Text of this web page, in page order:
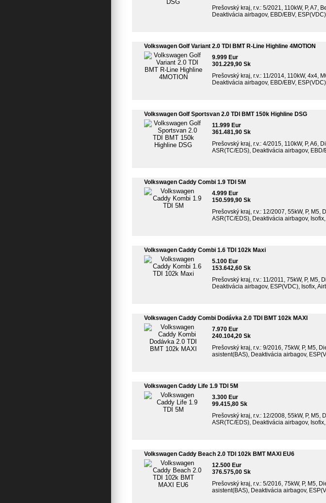
Prešovský kraj, r.v.: 5/2021, 110kW, P, A7,
Deaktivácia airbagov, EBD/EBV,
Volkswagen Golf Variant 2.0 TDI BMT R-Line Highline 4MOTION
9.999 Eur
301.229,90 Sk
Prešovský kraj, r.v.: 11/2014, 110kW, 4x4,
Deaktivácia airbagov, EBD/EBV,
Volkswagen Golf Sportsvan 2.0 TDI BMT 150k Highline DSG
11.999 Eur
361.481,90 Sk
Prešovský kraj, r.v.: 4/2015, 110kW, P, A6,
ASR(TC/EDS), Deaktivácia airbagov,
Volkswagen Caddy Combi 1.9 TDI 5M
4.999 Eur
150.599,90 Sk
Prešovský kraj, r.v.: 12/2007, 55kW, P,
ASR(TC/EDS), Deaktivácia airbagov,
Volkswagen Caddy Combi 1.6 TDI 102k Maxi
5.100 Eur
153.642,60 Sk
Prešovský kraj, r.v.: 11/2011, 75kW, P,
Deaktivácia airbagov, ESP(VDC), Isofix,
Volkswagen Caddy Combi Dodávka 2.0 TDI BMT 102k MAXI
7.970 Eur
240.104,20 Sk
Prešovský kraj, r.v.: 9/2016, 75kW, P, M5,
asistent(BAS), Deaktivácia airbagov,
Volkswagen Caddy Life 1.9 TDI 5M
3.300 Eur
99.415,80 Sk
Prešovský kraj, r.v.: 12/2008, 55kW, P,
ASR(TC/EDS), Deaktivácia airbagov,
Volkswagen Caddy Beach 2.0 TDI 102k BMT MAXI EU6
12.500 Eur
376.575,00 Sk
Prešovský kraj, r.v.: 5/2016, 75kW, P, M5,
asistent(BAS), Deaktivácia airbagov,